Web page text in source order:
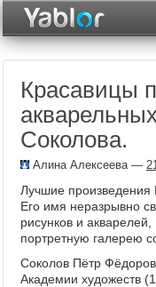
Красавицы
Соколова.
Алина Алексеева—
Лучшие
Его имя неразрывно
рисунков и
портретную галерею
Соколов Пётр
Академии художеств